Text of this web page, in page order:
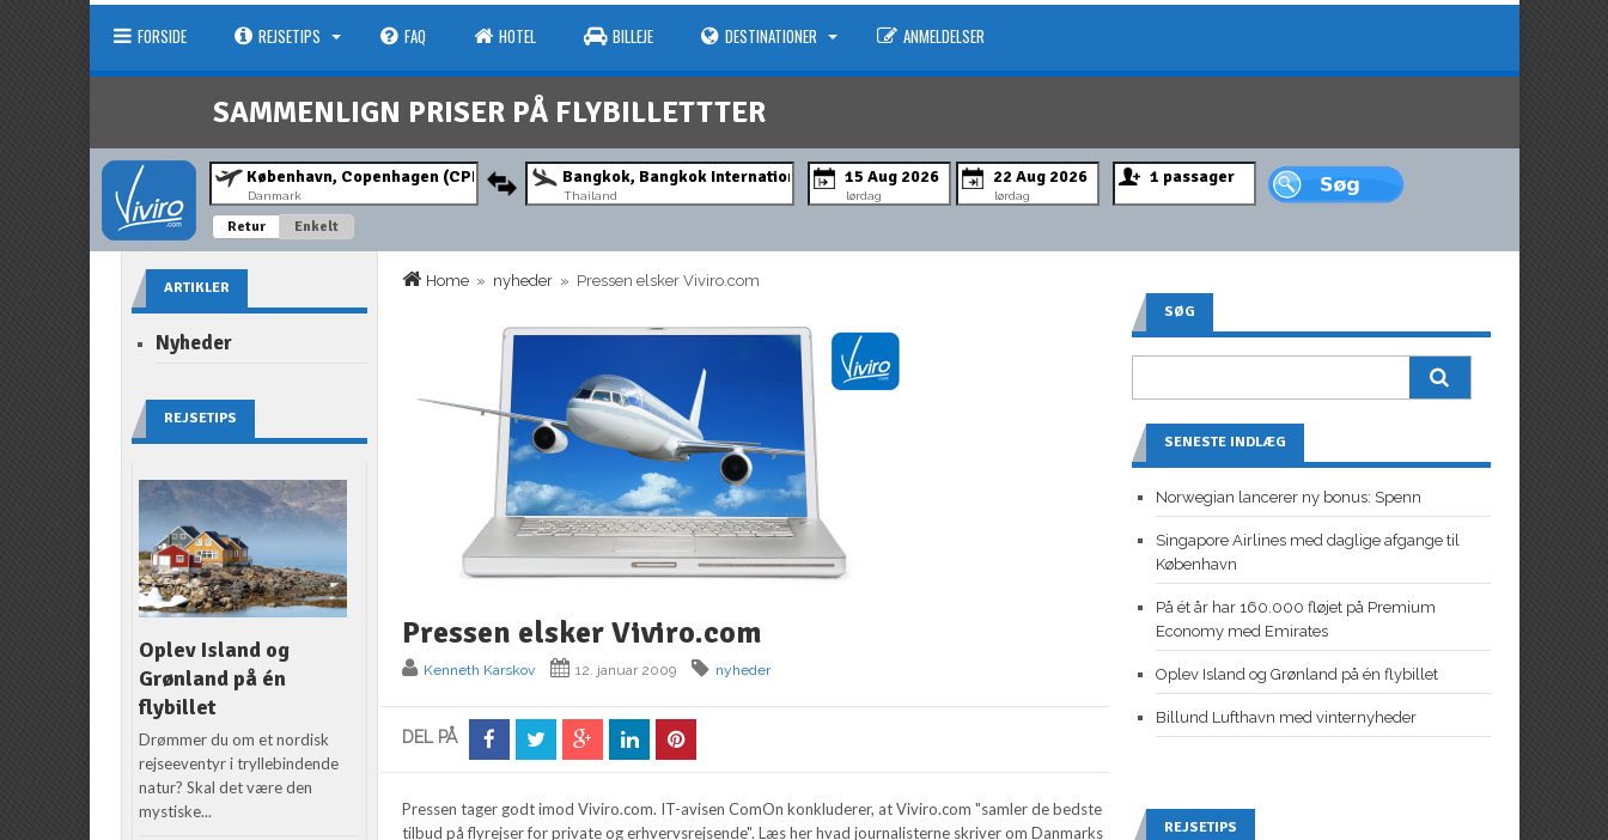
FORSIDE REJSETIPS FAQ HOTEL BILLEJE DESTINATIONER ANMELDELSER
SAMMENLIGN PRISER PÅ FLYBILLETTTER
Danmark Thailand lørdag lørdag
Retur Enkelt
Home » nyheder » Pressen elsker Viviro.com
Pressen elsker Viviro.com
Kenneth Karskov 12. januar 2009 nyheder
DEL PÅ
Pressen tager godt imod Viviro.com. IT-avisen ComOn konkluderer, at Viviro.com "samler de bedste
tilbud på flyrejser for private og erhvervsrejsende". Læs her hvad journalisterne skriver om Danmarks
ARTIKLER
Nyheder
REJSETIPS
Oplev Island og
Grønland på én
flybillet
Drømmer du om et nordisk
rejseeventyr i tryllebindende
natur? Skal det være den
mystiske...
SØG
SENESTE INDLÆG
Norwegian lancerer ny bonus: Spenn
Singapore Airlines med daglige afgange til
København
På ét år har 160.000 fløjet på Premium
Economy med Emirates
Oplev Island og Grønland på én flybillet
Billund Lufthavn med vinternyheder
REJSETIPS